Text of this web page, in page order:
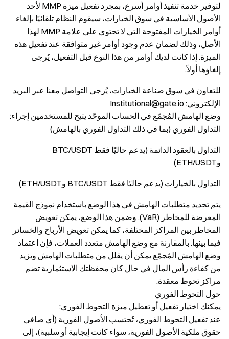
لتوفير خدمة تنفيذ أوامر أسرع، بمجرد تفعيل ميزة MMP لأحد
الأصول الأساسية في سوق الخيارات، سيقوم النظام تلقائيًا بإلغاء
أوامر الخيارات المفتوحة التي لا تحتوي على علامة MMP لهذا
الأصل، وذلك لضمان عدم وجود أوامر غير متوافقة عند تفعيل هذه
الميزة. إذا كانت لديك أوامر من هذا النوع قبل التفعيل، يُرجى
إلغاؤها أولاً.
للتعاون في سوق صناعة الخيارات، يُرجى التواصل معنا عبر البريد
الإلكتروني: Institutional@gate.io
وضع الهامش المُجمّع في الحساب الموحّد يتيح للمستخدمين إجراء:
التداول الفوري (بما في ذلك التداول الفوري بالهامش)
التداول بالعقود الدائمة (يدعم حاليًا فقط BTC/USDT
وETH/USDT)
التداول بالخيارات (يدعم حاليًا فقط BTC/USDT وETH/USDT)
يتم تحديد متطلبات الهامش في هذا الوضع باستخدام نموذج القيمة
المعرضة للمخاطر (VaR). وضمن هذا الوضع، يمكن تعويض
المخاطر بين المراكز المختلفة، كما يمكن تعويض الأرباح والخسائر
فيما بينها. بالمقارنة مع وضع الهامش متعدد العملات، فإن اعتماد
وضع الهامش المُجمّع يمكن أن يقلل من متطلبات الهامش ويزيد
من كفاءة رأس المال في حال كان محفظتك الاستثمارية تضم
مراكز تحوط معقدة.
حول التحوط الفوري
يمكنك اختيار تفعيل أو تعطيل ميزة التحوط الفوري:
عند تفعيل التحوط الفوري، تُحتسب الأصول الفورية (أي صافي
حقوق ملكية الأصول الفورية، سواء كانت إيجابية أو سلبية)، إلى